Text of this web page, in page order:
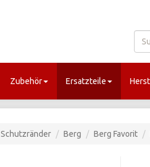
Zubehör Ersatzteile
Schutzränder Berg Berg Favorit